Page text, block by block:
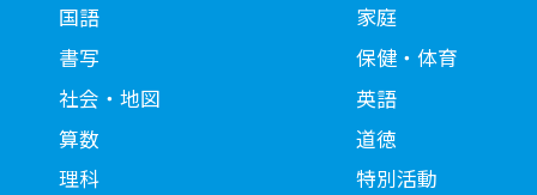
国語
書写
社会・地図
算数
理科
家庭
保健・体育
英語
道徳
特別活動